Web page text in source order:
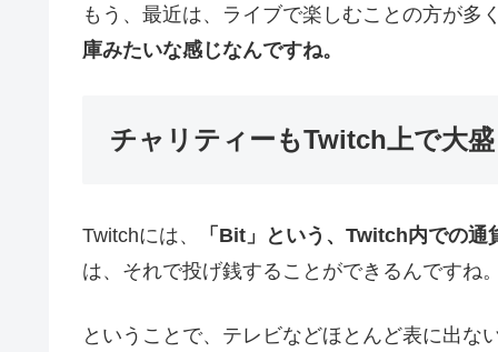
もう、最近は、ライブで楽しむことの方が多
庫みたいな感じなんですね。
チャリティーもTwitch上で大
Twitchには、
「Bit」という、Twitch内での
は、それで投げ銭することができるんですね
ということで、テレビなどほとんど表に出な